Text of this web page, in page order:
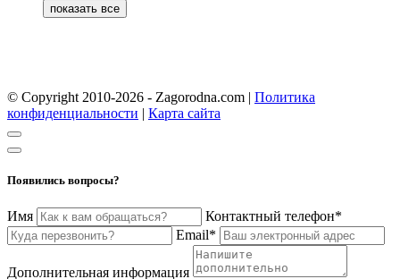
© Copyright 2010-2026 - Zagorodna.com | Политика
конфиденциальности | Карта сайта
Появились вопросы?
Имя
Контактный телефон*
Email*
Дополнительная информация